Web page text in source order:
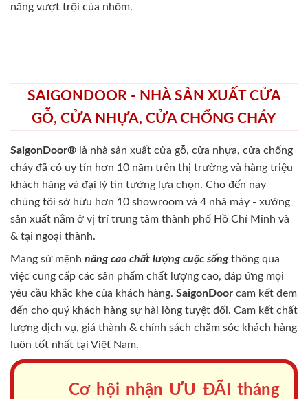
năng vượt trội của nhôm.
SAIGONDOOR - NHÀ SẢN XUẤT CỬA
GỖ, CỬA NHỰA, CỬA CHỐNG CHÁY
SaigonDoor® là nhà sản xuất cửa gỗ, cửa nhựa, cửa chống
cháy đã có uy tín hơn 10 năm trên thị trường và hàng triệu
khách hàng và đại lý tin tưởng lựa chọn. Cho đến nay
chúng tôi sở hữu hơn 10 showroom và 4 nhà máy - xưởng
sản xuất nằm ở vị trí trung tâm thành phố Hồ Chí Minh và
& tại ngoại thành.
Mang sứ mệnh nâng cao chất lượng cuộc sốngthông qua
việc cung cấp các sản phẩm chất lượng cao, đáp ứng mọi
yêu cầu khắc khe của khách hàng. SaigonDoor cam kết đem
đến cho quý khách hàng sự hài lòng tuyệt đối. Cam kết chất
lượng dịch vụ, giá thành & chính sách chăm sóc khách hàng
luôn tốt nhất tại Việt Nam.
Cơ hội nhận ƯU ĐÃI tháng